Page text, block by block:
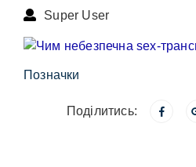
Super User
Позначки
Поділитись: